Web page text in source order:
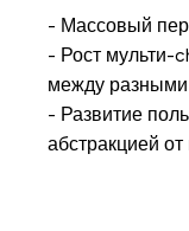
- Массовый
- Рост мульти-
между разными
- Развитие
абстракцией